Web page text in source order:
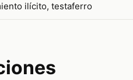
ilícito, testaferro